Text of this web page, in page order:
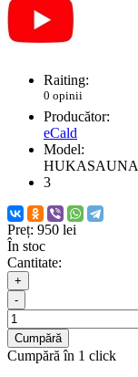
Raiting:
0 opinii
Producător:
eCald
Model:
HUKASAUNA
3
Preț: 950 lei
În stoc
Cantitate:
+
-
Cumpără
Cumpără în 1 click